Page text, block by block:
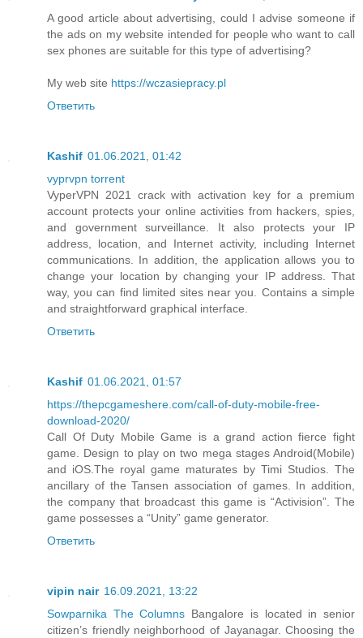
A good article about advertising, could I advise someone if
the ads on my website intended for people who want to call
sex phones are suitable for this type of advertising?
My web site https://wczasiepracy.pl
Ответить
Kashif 01.06.2021, 01:42
vyprvpn torrent
VyperVPN 2021 crack with activation key for a premium
account protects your online activities from hackers, spies,
and government surveillance. It also protects your IP
address, location, and Internet activity, including Internet
communications. In addition, the application allows you to
change your location by changing your IP address. That
way, you can find limited sites near you. Contains a simple
and straightforward graphical interface.
Ответить
Kashif 01.06.2021, 01:57
https://thepcgameshere.com/call-of-duty-mobile-free-
download-2020/
Call Of Duty Mobile Game is a grand action fierce fight
game. Design to play on two mega stages Android(Mobile)
and iOS.The royal game maturates by Timi Studios. The
ancillary of the Tansen association of games. In addition,
the company that broadcast this game is “Activision”. The
game possesses a “Unity” game generator.
Ответить
vipin nair 16.09.2021, 13:22
Sowparnika The Columns Bangalore is located in senior
citizen’s friendly neighborhood of Jayanagar. Choosing the